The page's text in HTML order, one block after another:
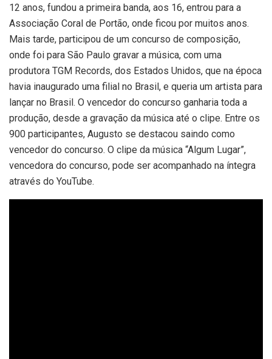
12 anos, fundou a primeira banda, aos 16, entrou para a
Associação Coral de Portão, onde ficou por muitos anos.
Mais tarde, participou de um concurso de composição,
onde foi para São Paulo gravar a música, com uma
produtora TGM Records, dos Estados Unidos, que na época
havia inaugurado uma filial no Brasil, e queria um artista para
lançar no Brasil. O vencedor do concurso ganharia toda a
produção, desde a gravação da música até o clipe. Entre os
900 participantes, Augusto se destacou saindo como
vencedor do concurso. O clipe da música “Algum Lugar”,
vencedora do concurso, pode ser acompanhado na íntegra
através do YouTube.